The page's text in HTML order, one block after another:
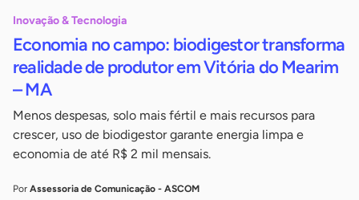
Inovação & Tecnologia
Economia no campo: biodigestor transforma
realidade de produtor em Vitória do Mearim
– MA
Menos despesas, solo mais fértil e mais recursos para
crescer, uso de biodigestor garante energia limpa e
economia de até R$ 2 mil mensais.
Por Assessoria de Comunicação - ASCOM